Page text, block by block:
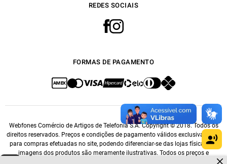
REDES SOCIAIS
FORMAS DE PAGAMENTO
Webfones Comércio de Artigos de Telefonia S.A. Copyright © 2018. Todos os
direitos reservados. Preços e condições de pagamento válidos exclusivamente
para compras efetuadas no site, podendo diferenciar-se das lojas físicas. As
imagens dos produtos são meramente ilustrativas. Todos os preços e